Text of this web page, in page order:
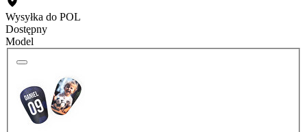
Wysyłka do POL
Dostępny
Model